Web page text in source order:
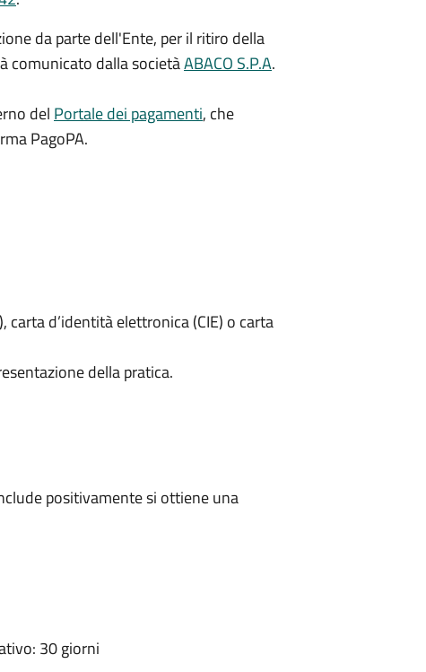
da parte dell'Ente, per il ritiro della
comunicato dalla societàABACO S.P.A.
del Portale dei pagamenti, che
PagoPA.
d’identità elettronica (CIE) o carta
della pratica.
positivamente si ottiene una
30 giorni